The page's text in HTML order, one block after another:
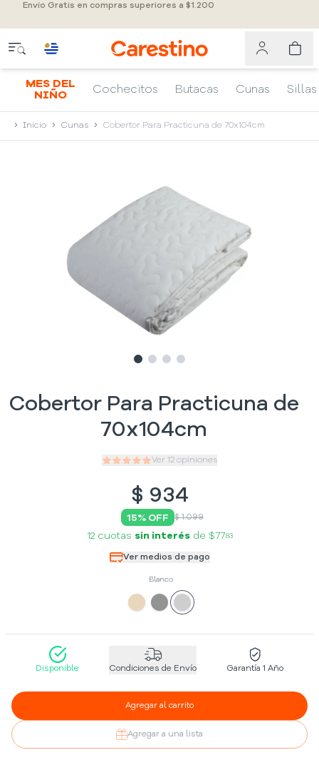
Envío Gratis en compras superiores a $1.200
MES DEL
NIÑO
Cochecitos Butacas Cunas Sillas
Inicio Cunas Cobertor Para Practicuna de 70x104cm
Slide1
Slide2
SlideSlide
Cobertor Para Practicuna de
70x104cm
Ver 12 opiniones
$ 934
15% OFF $ 1.099
12 cuotas sin interésde $7783
Ver medios de pago
Blanco
Disponible Condiciones de Envío Garantía 1 Año
Agregar al carrito
Agregar a una lista